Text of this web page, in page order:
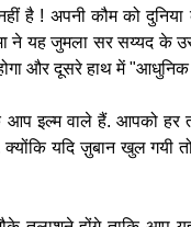
है ! अपनी कौम को
ने यह जुमला सर
और दूसरे हाथ में "आधुनिक
आप इल्म वाले हैं. आपको हर
यदि ज़ुबान खुल गयी